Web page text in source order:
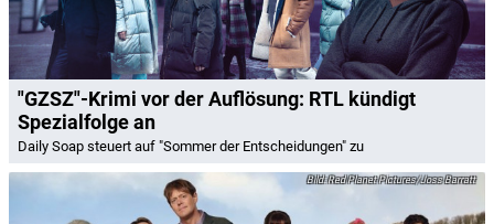
"GZSZ"-Krimi vor der Auflösung: RTL kündigt
Spezialfolge an
Daily Soap steuert auf "Sommer der Entscheidungen" zu
Red Planet Pictures/Joss Barratt